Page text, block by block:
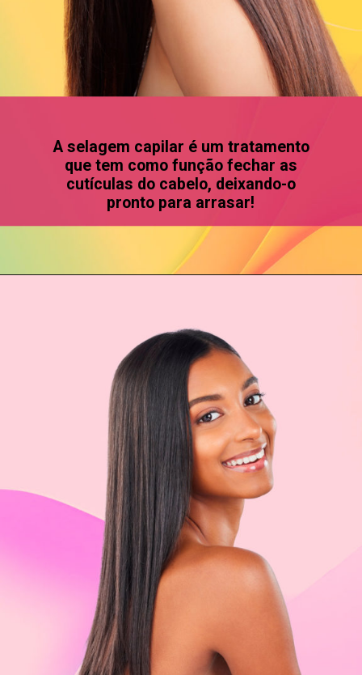
A selagem capilar é um tratamento
que tem como função fechar as
cutículas do cabelo, deixando-o
pronto para arrasar!